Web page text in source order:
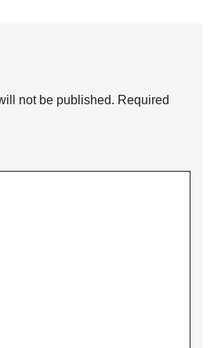
not be published. Required